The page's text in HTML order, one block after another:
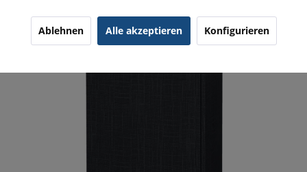
(9)4.33/5.00
Ablehnen Alle akzeptieren Konfigurieren